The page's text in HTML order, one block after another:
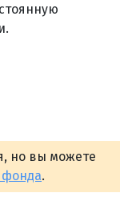
но вы можете
.